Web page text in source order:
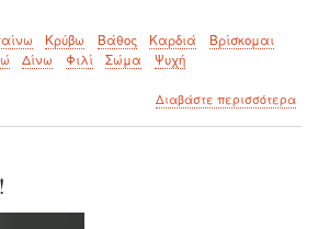
Κρύβω Βάθος Καρδιά
Βρίσκομαι
Δίνω Φιλί Σώμα Ψυχή
Διαβάστε περισσότεραγια